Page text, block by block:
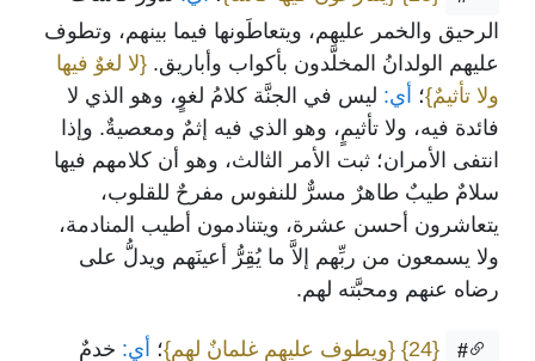
الرحيق والخمر عليهم، ويتعاطَونها فيما بينهم، وتطوف
عليهم الولدانُ المخلَّدون بأكواب وأباريق. {لا لغوٌ فيها
ولا تأثيمٌ}؛ أي: ليس في الجنَّة كلامُ لغوٍ، وهو الذي لا
فائدة فيه، ولا تأثيمٍ، وهو الذي فيه إثمٌ ومعصيةٌ. وإذا
انتفى الأمران؛ ثبت الأمر الثالث، وهو أن كلامهم فيها
سلامٌ طيبٌ طاهرٌ مسرٌّ للنفوس مفرحٌ للقلوب،
يتعاشرون أحسن عشرة، ويتنادمون أطيب المنادمة،
ولا يسمعون من ربِّهم إلاَّ ما يُقِرُّ أعينَهم ويدلُّ على
رضاه عنهم ومحبَّته لهم.
#
{24} {ويطوف عليهم غلمانٌ لهم}؛ أي: خدمٌ